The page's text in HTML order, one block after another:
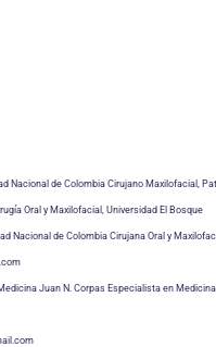
Nacional de Colombia Cirujano Maxilofacial,
Oral y Maxilofacial, Universidad El Bosque
Nacional de Colombia Cirujana Oral y
Juan N. Corpas Especialista en